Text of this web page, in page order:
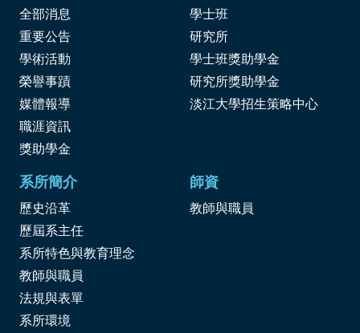
全部消息
重要公告
學術活動
榮譽事蹟
媒體報導
職涯資訊
獎助學金
學士班
研究所
學士班獎助學金
研究所獎助學金
淡江大學招生策略中心
系所簡介
歷史沿革
歷屆系主任
系所特色與教育理念
教師與職員
法規與表單
系所環境
師資
教師與職員